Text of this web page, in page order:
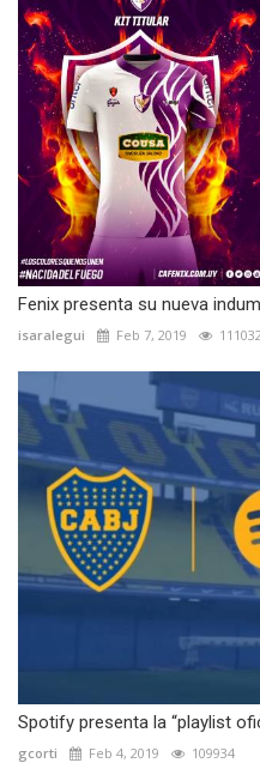
Fenix presenta su nueva
isaralegui Feb 7, 2019 111032
Spotify presenta la “playlist
gcorti Feb 4, 2019 109934